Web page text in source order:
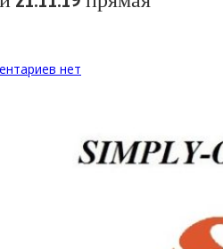
нет